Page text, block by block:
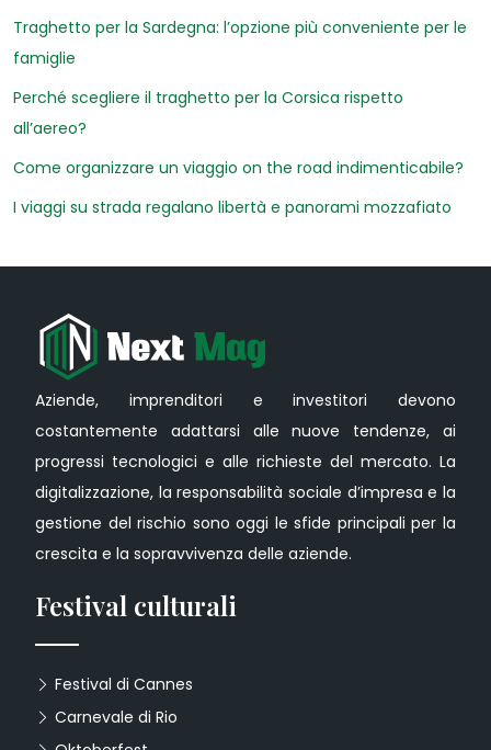
Traghetto per la Sardegna: l’opzione più conveniente per le
famiglie
Perché scegliere il traghetto per la Corsica rispetto
all’aereo?
Come organizzare un viaggio on the road indimenticabile?
I viaggi su strada regalano libertà e panorami mozzafiato
Aziende, imprenditori e investitori devono
costantemente adattarsi alle nuove tendenze, ai
progressi tecnologici e alle richieste del mercato. La
digitalizzazione, la responsabilità sociale d’impresa e la
gestione del rischio sono oggi le sfide principali per la
crescita e la sopravvivenza delle aziende.
Festival culturali
Festival di Cannes
Carnevale di Rio